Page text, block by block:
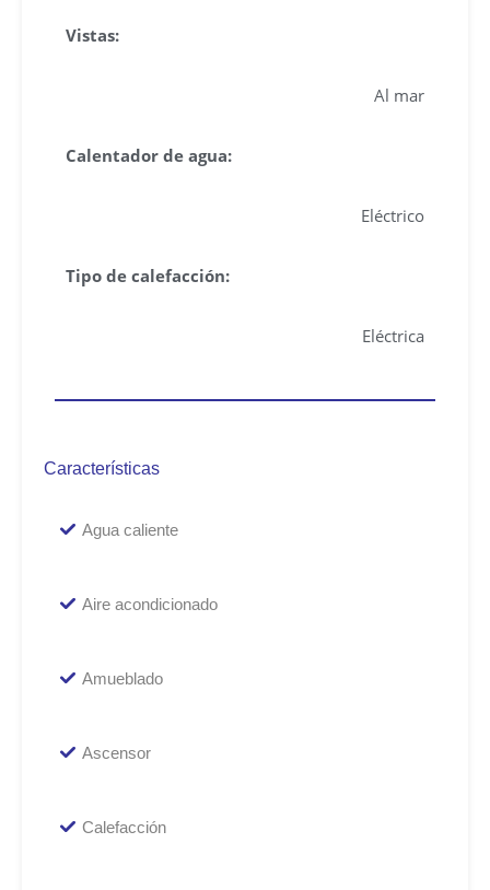
Vistas:
Al mar
Calentador de agua:
Eléctrico
Tipo de calefacción:
Eléctrica
Características
Agua caliente
Aire acondicionado
Amueblado
Ascensor
Calefacción